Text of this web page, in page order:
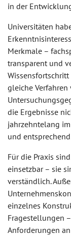
in der
Universitäten
Merkmale –
transparent und
gleiche
die Ergebnisse
jahrzehntelang
und
Für die Praxis
einsetzbar – sie
verständlich.
einzelnes
Fragestellungen
Anforderungen